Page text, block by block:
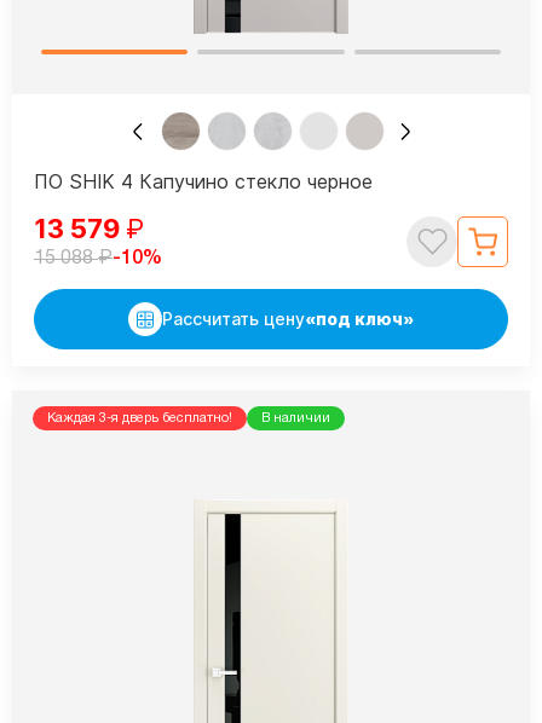
ПО SHIK 4 Капучино стекло черное
13 579 ₽
15 088₽-10%
Рассчитать цену«под ключ»
Каждая 3-я дверь бесплатно! В наличии